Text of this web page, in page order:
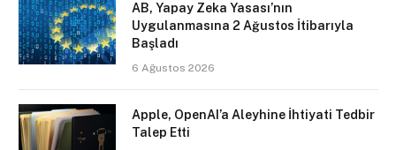
AB, Yapay Zeka Yasası’nın
Uygulanmasına 2 Ağustos İtibarıyla
Başladı
6 Ağustos 2026
Apple, OpenAI’a Aleyhine İhtiyati Tedbir
Talep Etti